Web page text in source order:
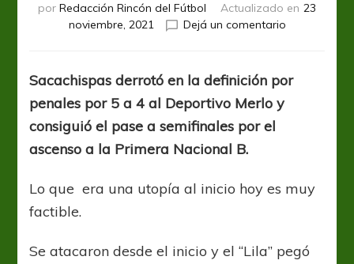
por Redacción Rincón del Fútbol Actualizado en 23
noviembre, 2021
Dejá un comentarioen
sueño
Sacachispas derrotó en la definición por
penales por 5 a 4 al Deportivo Merlo y
consiguió el pase a semifinales por el
ascenso a la Primera Nacional B.
Lo que era una utopía al inicio hoy es muy
factible.
Se atacaron desde el inicio y el “Lila” pegó